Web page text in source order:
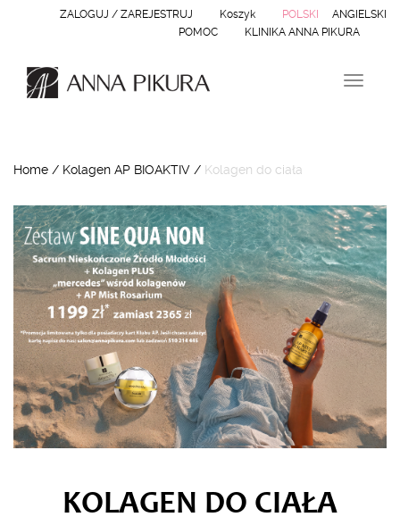
POLSKI ANGIELSKI
Koszyk
ZALOGUJ / ZAREJESTRUJ
KLINIKA ANNA PIKURA
POMOC
N
j
a
Home / Kolagen AP BIOAKTIV / Kolagen do ciała
KOLAGEN DO CIAŁA